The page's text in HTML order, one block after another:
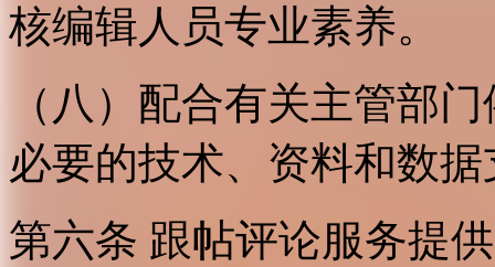
核编辑人员专业素养。
（八）配合有关主管部
必要的技术、资料和数
第六条 跟帖评论服务提